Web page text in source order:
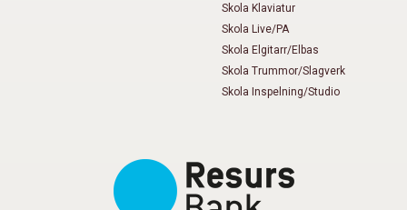
Skola Klaviatur
Skola Live/PA
Skola Elgitarr/Elbas
Skola Trummor/Slagverk
Skola Inspelning/Studio